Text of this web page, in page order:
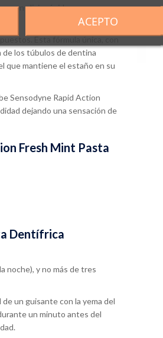
un alivio rápido y crea una
Esta fórmula única, con
de los túbulos de dentina
que mantiene el estaño en su
Sensodyne Rapid Action
dejando una sensación de
Fresh Mint Pasta
Dentífrica
noche), y no más de tres
un guisante con la yema del
un minuto antes del
ACEPTO